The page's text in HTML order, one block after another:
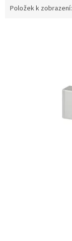
Položek k zobrazení: